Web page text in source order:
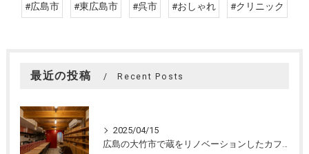
#広島市 #東広島市 #呉市 #おしゃれ #クリニック
最近の投稿 Recent Posts
2025/04/15
広島の大竹市で蔵をリノベーションしたカフェの設計。店舗設計、店舗デザインはasazu design office